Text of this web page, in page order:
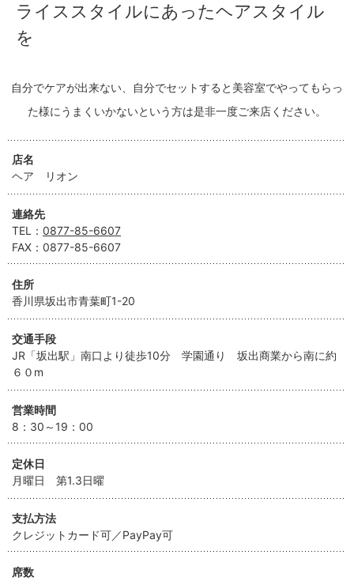
ライススタイルにあったヘアスタイル
を
自分でケアが出来ない、自分でセットすると美容室でやってもらっ
た様にうまくいかないという方は是非一度ご来店ください。
店名
ヘア リオン
連絡先
TEL： 0877-85-6607
FAX： 0877-85-6607
住所
香川県坂出市青葉町1-20
交通手段
JR「坂出駅」南口より徒歩10分 学園通り 坂出商業から南に約
６０m
営業時間
8：30～19：00
定休日
月曜日 第1.3日曜
支払方法
クレジットカード可／PayPay可
席数